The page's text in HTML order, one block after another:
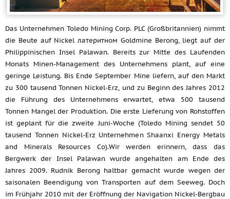
Das Unternehmen Toledo Mining Corp. PLC (Großbritannien) nimmt
die Beute auf Nickel латеритном Goldmine Berong, liegt auf der
Philippinischen Insel Palawan. Bereits zur Mitte des Laufenden
Monats Minen-Management des Unternehmens plant, auf eine
geringe Leistung. Bis Ende September Mine liefern, auf den Markt
zu 300 tausend Tonnen Nickel-Erz, und zu Beginn des Jahres 2012
die Führung des Unternehmens erwartet, etwa 500 tausend
Tonnen Mangel der Produktion. Die erste Lieferung von Rohstoffen
ist geplant für die zweite Juni-Woche (Toledo Mining sendet 50
tausend Tonnen Nickel-Erz Unternehmen Shaanxi Energy Metals
and Minerals Resources Co).Wir werden erinnern, dass das
Bergwerk der Insel Palawan wurde angehalten am Ende des
Jahres 2009. Rudnik Berong haltbar gemacht wurde wegen der
saisonalen Beendigung von Transporten auf dem Seeweg. Doch
im Frühjahr 2010 mit der Eröffnung der Navigation Nickel-Bergbau